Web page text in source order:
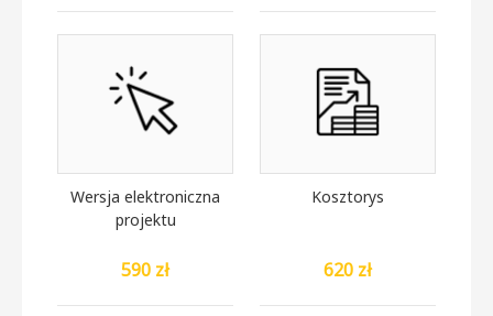
Wersja elektroniczna
projektu
590 zł
Kosztorys
620 zł